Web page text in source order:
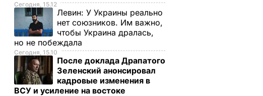
Сегодня, 15.12
Левин: У Украины реально
нет союзников. Им важно,
чтобы Украина дралась,
но не побеждала
Сегодня, 15.10
После доклада Драпатого
Зеленский анонсировал
кадровые изменения в
ВСУ и усиление на востоке